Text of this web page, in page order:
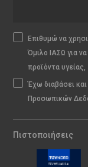
Επιθυμώ να
Όμιλο ΙΑΣΩ για
προϊόντα
Έχω διαβάσει
Προσωπικών
Πιστοποιήσεις